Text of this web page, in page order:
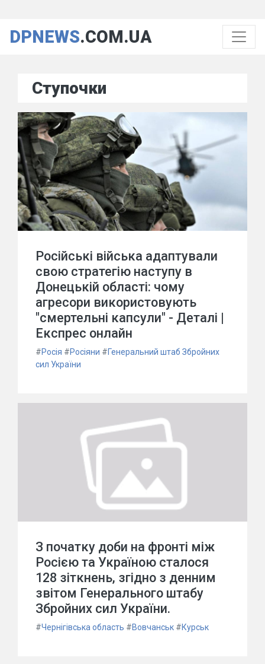
DPNEWS.COM.UA
Ступочки
Російські війська адаптували
свою стратегію наступу в
Донецькій області: чому
агресори використовують
"смертельні капсули" - Деталі |
Експрес онлайн
#Росія #Росіяни #Генеральний штаб Збройних
сил України
З початку доби на фронті між
Росією та Україною сталося
128 зіткнень, згідно з денним
звітом Генерального штабу
Збройних сил України.
#Чернігівська область #Вовчанськ #Курськ